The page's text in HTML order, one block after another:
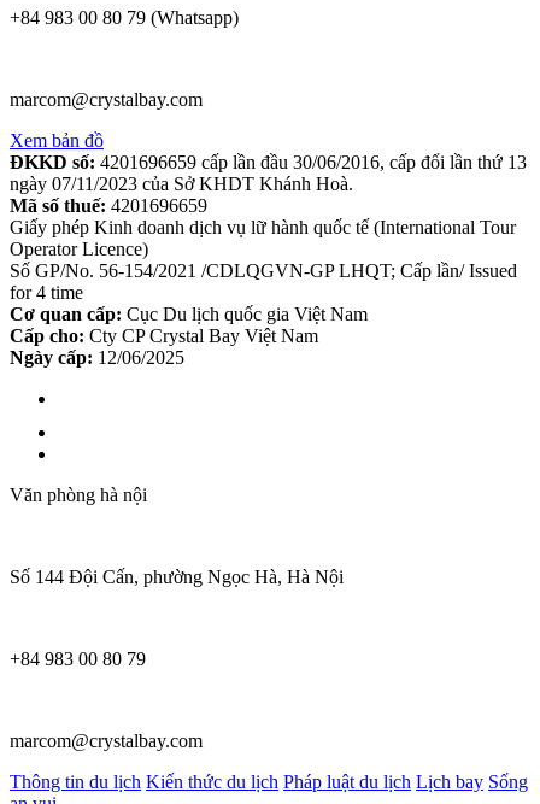
+84 983 00 80 79 (Whatsapp)
marcom@crystalbay.com
Xem bản đồ
ĐKKD số: 4201696659 cấp lần đầu 30/06/2016, cấp đổi lần thứ 13
ngày 07/11/2023 của Sở KHDT Khánh Hoà.
Mã số thuế: 4201696659
Giấy phép Kinh doanh dịch vụ lữ hành quốc tế (International Tour
Operator Licence)
Số GP/No. 56-154/2021 /CDLQGVN-GP LHQT; Cấp lần/ Issued
for 4 time
Cơ quan cấp: Cục Du lịch quốc gia Việt Nam
Cấp cho: Cty CP Crystal Bay Việt Nam
Ngày cấp: 12/06/2025
Văn phòng hà nội
Số 144 Đội Cấn, phường Ngọc Hà, Hà Nội
+84 983 00 80 79
marcom@crystalbay.com
Thông tin du lịch Kiến thức du lịch Pháp luật du lịch Lịch bay Sống